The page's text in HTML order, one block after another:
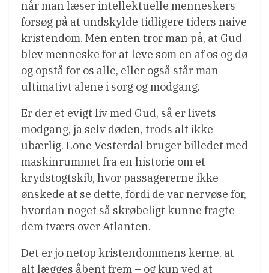
når man læser intellektuelle menneskers
forsøg på at undskylde tidligere tiders naive
kristendom. Men enten tror man på, at Gud
blev menneske for at leve som en af os og dø
og opstå for os alle, eller også står man
ultimativt alene i sorg og modgang.
Er der et evigt liv med Gud, så er livets
modgang, ja selv døden, trods alt ikke
ubærlig. Lone Vesterdal bruger billedet med
maskinrummet fra en historie om et
krydstogtskib, hvor passagererne ikke
ønskede at se dette, fordi de var nervøse for,
hvordan noget så skrøbeligt kunne fragte
dem tværs over Atlanten.
Det er jo netop kristendommens kerne, at
alt lægges åbent frem – og kun ved at